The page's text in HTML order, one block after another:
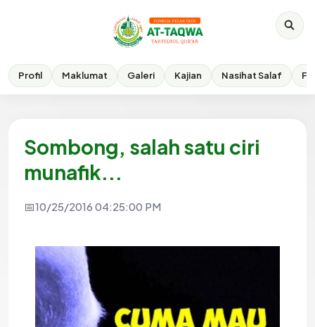
Profil Maklumat Galeri Kajian Nasihat Salaf
Sombong, salah satu ciri
munafik...
10/25/2016 04:25:00 PM